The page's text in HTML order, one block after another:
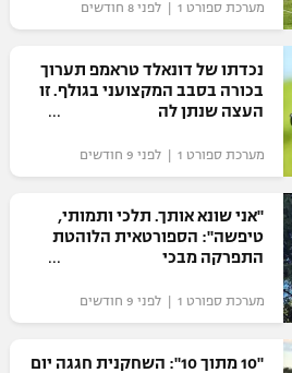
מערכת ספורט 1 | לפני 8 חודשים
נכדתו של דונאלד טראמפ תערוך
בכורה בסבב המקצועני בגולף. זו
העצה שנתן לה
מערכת ספורט 1 | לפני 9 חודשים
"אני שונא אותך. תלכי ותמותי,
טיפשה": הספורטאית הלוהטת
התפרקה מבכי
מערכת ספורט 1 | לפני 9 חודשים
"10 מתוך 10": השחקנית חגגה יום